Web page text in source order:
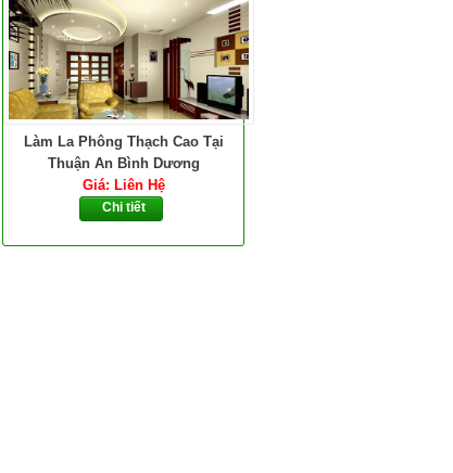
Làm La Phông Thạch Cao Tại
Thuận An Bình Dương
Giá: Liên Hệ
Chi tiết